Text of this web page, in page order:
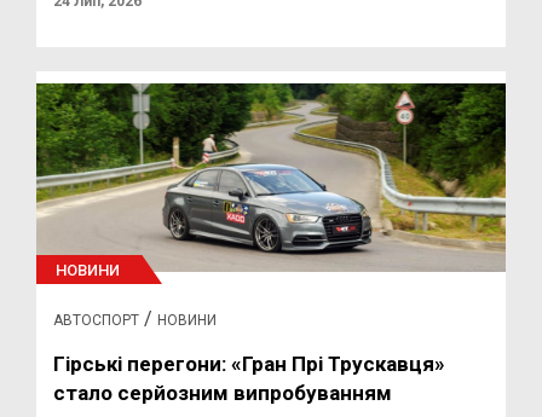
НОВИНИ
АВТОСПОРТ / НОВИНИ
Гірські перегони: «Гран Прі Трускавця»
стало серйозним випробуванням